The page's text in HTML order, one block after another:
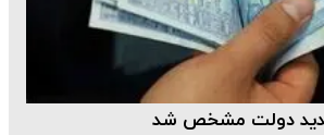
جدید دولت مشخص شد